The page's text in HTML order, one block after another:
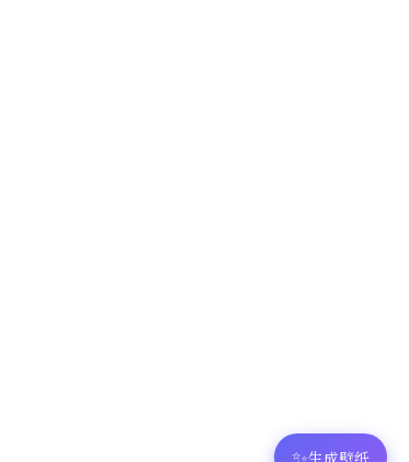
生成壁纸